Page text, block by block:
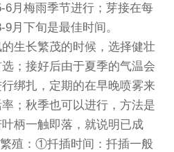
6月梅雨季节进行；芽接在每
月下旬是最佳时间。
生长繁茂的时候，选择健壮
；接好后由于夏季的气温会
绑扎，定期的在早晚喷雾来
；秋季也可以进行，方法是
柄一触即落，就说明已成
殖：①扦插时间：扦插一般